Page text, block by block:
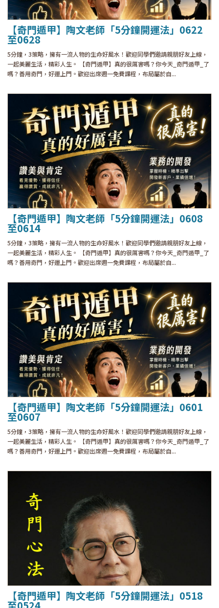
【奇門遁甲】陶文老師「5分鐘開運法」0622
至0628
5分鐘，3策略，擁有一流人物的生命好風水！歡迎同學們邀請親朋好友上線，
一起美麗生活，精彩人生。 【奇門遁甲】真的很厲害嗎？你今天_奇門遁甲_了
嗎？善用奇門，好運上門。歡迎出席週一免費課程，布局屬於自...
【奇門遁甲】陶文老師「5分鐘開運法」0608
至0614
5分鐘，3策略，擁有一流人物的生命好風水！歡迎同學們邀請親朋好友上線，
一起美麗生活，精彩人生。 【奇門遁甲】真的很厲害嗎？你今天_奇門遁甲_了
嗎？善用奇門，好運上門。歡迎出席週一免費課程，布局屬於自...
【奇門遁甲】陶文老師「5分鐘開運法」0601
至0607
5分鐘，3策略，擁有一流人物的生命好風水！歡迎同學們邀請親朋好友上線，
一起美麗生活，精彩人生。 【奇門遁甲】真的很厲害嗎？你今天_奇門遁甲_了
嗎？善用奇門，好運上門。歡迎出席週一免費課程，布局屬於自...
【奇門遁甲】陶文老師「5分鐘開運法」0518
至0524